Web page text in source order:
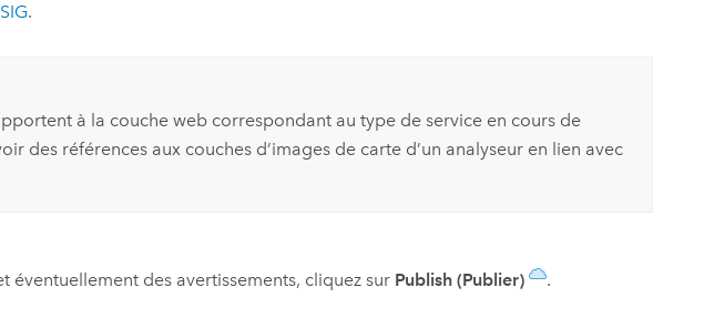
.
à la couche web correspondant au type de service en cours de
des références aux couches d’images de carte d’un analyseur en lien avec
éventuellement des avertissements, cliquez sur Publish (Publier) .